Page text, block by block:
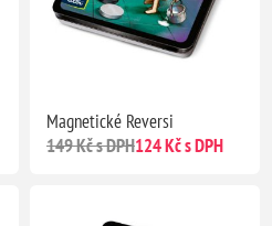
Magnetické Reversi
149 Kč s DPH124 Kč s DPH